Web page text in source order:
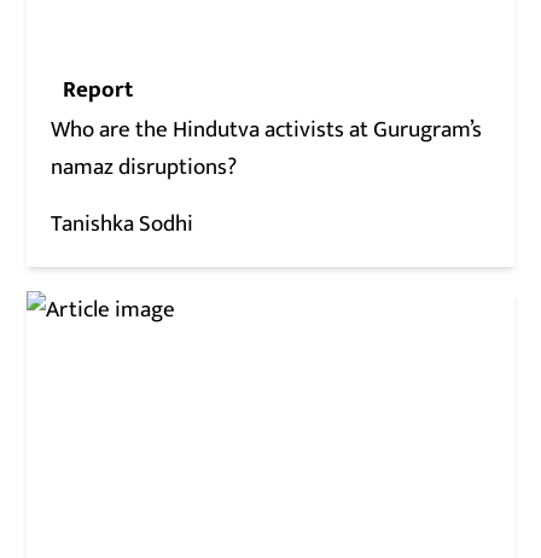
Report
Who are the Hindutva activists at Gurugram’s
namaz disruptions?
Tanishka Sodhi